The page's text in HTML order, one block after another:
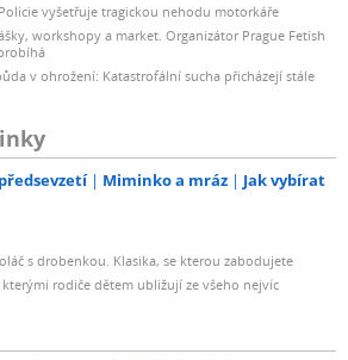
vyšetřuje tragickou nehodu motorkáře
workshopy a market. Organizátor Prague Fetish
v ohrožení: Katastrofální sucha přicházejí stále
Miminko a mráz
Jak vybírat
s drobenkou. Klasika, se kterou zabodujete
rodiče dětem ubližují ze všeho nejvíc